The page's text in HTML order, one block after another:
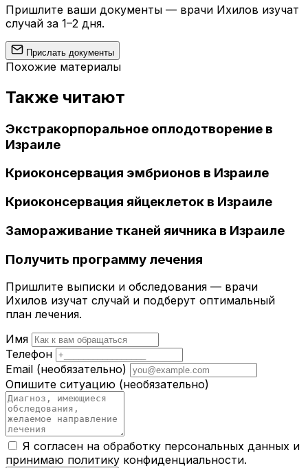
Пришлите ваши документы — врачи Ихилов изучат
случай за 1–2 дня.
Прислать документы
Похожие материалы
Также читают
Экстракорпоральное оплодотворение в
Израиле
Криоконсервация эмбрионов в Израиле
Криоконсервация яйцеклеток в Израиле
Замораживание тканей яичника в Израиле
Получить программу лечения
Пришлите выписки и обследования — врачи
Ихилов изучат случай и подберут оптимальный
план лечения.
Имя
Телефон
Email (необязательно)
Опишите ситуацию (необязательно)
Я согласен на обработку персональных данных и
принимаю политику конфиденциальности.